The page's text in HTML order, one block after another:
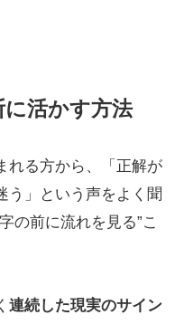
に活かす方法
れる方から、「正解が
う」という声をよく聞
の前に流れを見る”こ
連続した現実のサイン